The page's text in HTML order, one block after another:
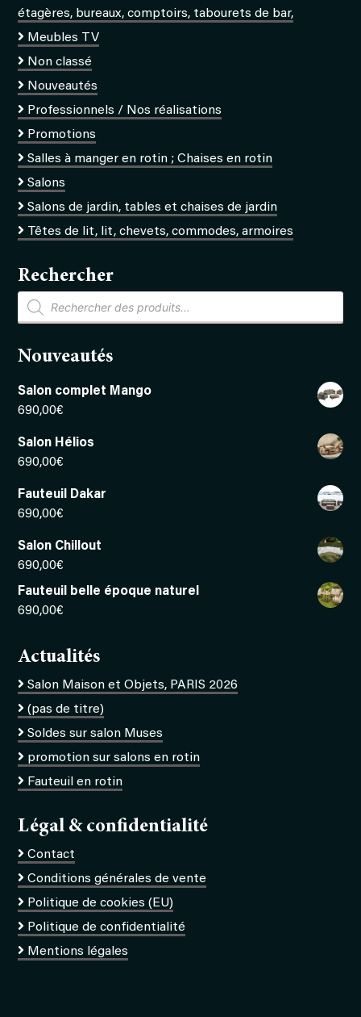
étagères, bureaux, comptoirs, tabourets de bar,
Meubles TV
Non classé
Nouveautés
Professionnels / Nos réalisations
Promotions
Salles à manger en rotin ; Chaises en rotin
Salons
Salons de jardin, tables et chaises de jardin
Têtes de lit, lit, chevets, commodes, armoires
Rechercher
Recherche
de
produits
Nouveautés
Salon complet Mango
690,00€
Salon Hélios
690,00€
Fauteuil Dakar
690,00€
Salon Chillout
690,00€
Fauteuil belle époque naturel
690,00€
Actualités
Salon Maison et Objets, PARIS 2026
(pas de titre)
Soldes sur salon Muses
promotion sur salons en rotin
Fauteuil en rotin
Légal & confidentialité
Contact
Conditions générales de vente
Politique de cookies (EU)
Politique de confidentialité
Mentions légales